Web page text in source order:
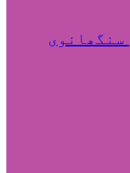
سنگھانوی